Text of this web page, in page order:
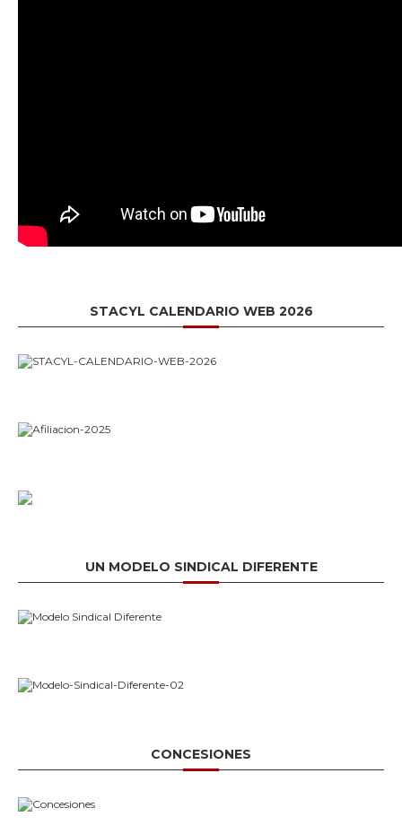
STACYL CALENDARIO WEB 2026
UN MODELO SINDICAL DIFERENTE
CONCESIONES